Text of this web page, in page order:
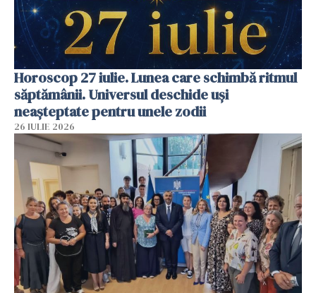
Horoscop 27 iulie. Lunea care schimbă ritmul
săptămânii. Universul deschide uși
neașteptate pentru unele zodii
26 IULIE 2026